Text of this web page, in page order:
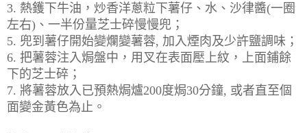
3. 熱鑊下牛油，炒香洋蔥粒下薯仔、水、沙律醬(一圈
左右)、一半份量芝士碎慢慢兜；
5. 兜到薯仔開始變爛變薯蓉, 加入煙肉及少許鹽調味；
6. 把薯蓉注入焗盤中，用叉在表面壓上紋，上面鋪餘
下的芝士碎；
7. 將薯蓉放入已預熱焗爐200度焗30分鐘, 或者直至個
面變金黃色為止。